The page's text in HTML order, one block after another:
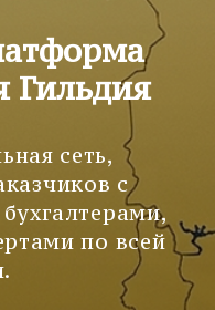
Гильдия
сеть,
с
по всей